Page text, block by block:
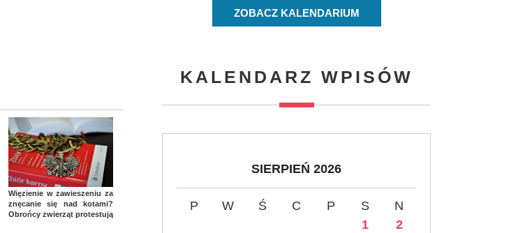
Więzienie w zawieszeniu za
znęcanie się nad kotami?
Obrońcy zwierząt protestują
ZOBACZ KALENDARIUM
KALENDARZ WPISÓW
SIERPIEŃ 2026
P W Ś C P S
N
1
2